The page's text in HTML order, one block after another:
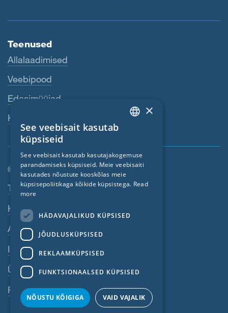
Teenused
Allalaadimised
Veebipood
Edasimüüjad
Kontaktisik
© SIGA 2026
Jaluse navigeerimisriba
Töökohad
Kontakt
Andmekaitse põhimõtted
Impressum
ÜKT
Rikkumistest teavitamine
FRENCH
CZECH
LATVIAN
POLISH
NORWEGIAN
×
See veebisait kasutab
küpsiseid
See veebisait kasutab kasutajakogemuse
parandamiseks küpsiseid. Meie veebisaiti
kasutades nõustute kooskõlas meie
küpsisepoliitikaga kõikide küpsistega. Read
more
HÄDAVAJALIKUD KÜPSISED
JÕUDLUSKÜPSISED
REKLAAMKÜPSISED
FUNKTSIONAALSED KÜPSISED
NÕUSTU KÕIGIGA VAID VAJALIK